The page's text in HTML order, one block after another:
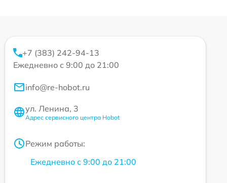
+7 (383) 242-94-13
Ежедневно с 9:00 до 21:00
info@re-hobot.ru
ул. Ленина, 3
Адрес сервисного центра Hobot
Режим работы:
Ежедневно с 9:00 до 21:00